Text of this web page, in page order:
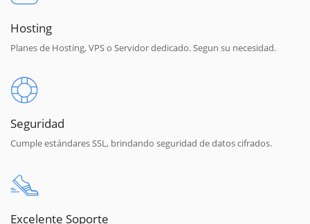
Hosting
Planes de Hosting, VPS o Servidor dedicado. Segun su necesidad.
Seguridad
Cumple estándares SSL, brindando seguridad de datos cifrados.
Excelente Soporte